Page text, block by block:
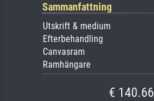
Sammanfattning
Utskrift & medium
Efterbehandling
Canvasram
Ramhängare
€ 140.66